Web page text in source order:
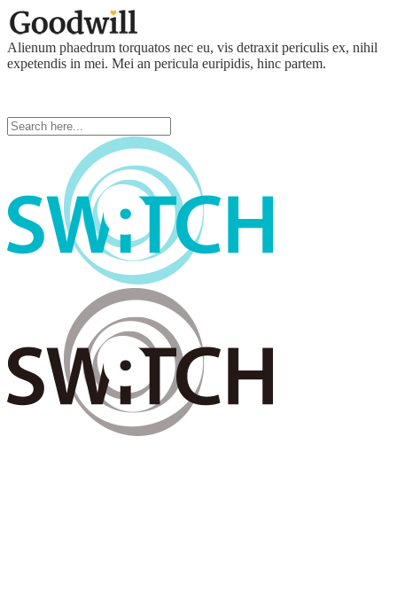
Alienum phaedrum torquatos nec eu, vis detraxit periculis ex, nihil
expetendis in mei. Mei an pericula euripidis, hinc partem.